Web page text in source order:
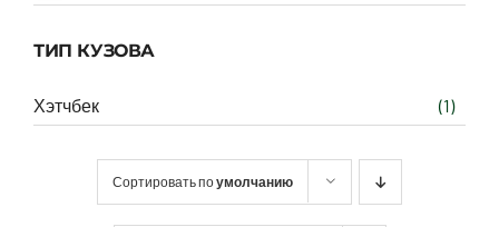
ТИП КУЗОВА
Хэтчбек (1)
Сортировать поумолчанию